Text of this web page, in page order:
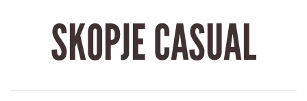
SKOPJE CASUAL